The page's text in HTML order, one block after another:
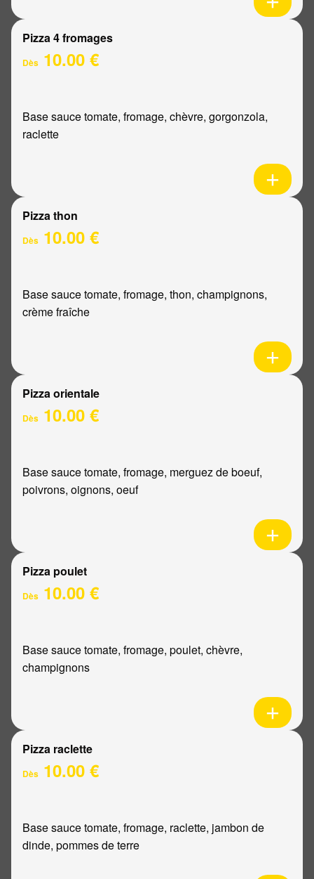
Pizza 4 fromages
Dès 10.00 €
Base sauce tomate, fromage, chèvre, gorgonzola,
raclette
Pizza thon
Dès 10.00 €
Base sauce tomate, fromage, thon, champignons,
crème fraîche
Pizza orientale
Dès 10.00 €
Base sauce tomate, fromage, merguez de boeuf,
poivrons, oignons, oeuf
Pizza poulet
Dès 10.00 €
Base sauce tomate, fromage, poulet, chèvre,
champignons
Pizza raclette
Dès 10.00 €
Base sauce tomate, fromage, raclette, jambon de
dinde, pommes de terre